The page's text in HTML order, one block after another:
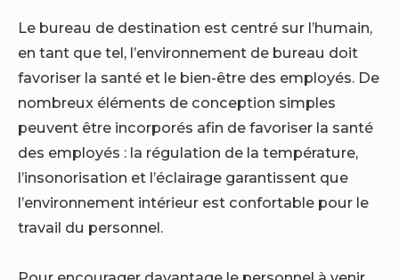
Le bureau de destination est centré sur l’humain,
en tant que tel, l’environnement de bureau doit
favoriser la santé et le bien-être des employés. De
nombreux éléments de conception simples
peuvent être incorporés afin de favoriser la santé
des employés : la régulation de la température,
l’insonorisation et l’éclairage garantissent que
l’environnement intérieur est confortable pour le
travail du personnel.